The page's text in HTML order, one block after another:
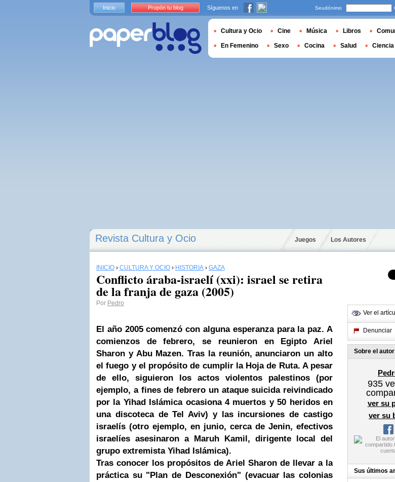
Revista Cultura y Ocio Juegos Los Autores
INICIO › CULTURA Y OCIO › HISTORIA › GAZA
Conflicto áraba-israelí (xxi): israel se retira
de la franja de gaza (2005)
Por Pedro
El año 2005 comenzó con alguna esperanza para la paz. A
comienzos de febrero, se reunieron en Egipto Ariel
Sharon y Abu Mazen. Tras la reunión, anunciaron un alto
el fuego y el propósito de cumplir la Hoja de Ruta. A pesar
de ello, siguieron los actos violentos palestinos (por
ejemplo, a fines de febrero un ataque suicida reivindicado
por la Yihad Islámica ocasiona 4 muertos y 50 heridos en
una discoteca de Tel Aviv) y las incursiones de castigo
israelís (otro ejemplo, en junio, cerca de Jenin, efectivos
israelíes asesinaron a Maruh Kamil, dirigente local del
grupo extremista Yihad Islámica).
Tras conocer los propósitos de Ariel Sharon de llevar a la
práctica su "Plan de Desconexión" (evacuar las colonias
Ver el
Denunciar
Sobre el autor
935
ver su
ver su
Sus últimos
Inicio Propón tu blog Síguenos en Seudónimo
Cultura y Ocio Cine Música Libros
En Femenino Sexo Cocina Salud Ciencia